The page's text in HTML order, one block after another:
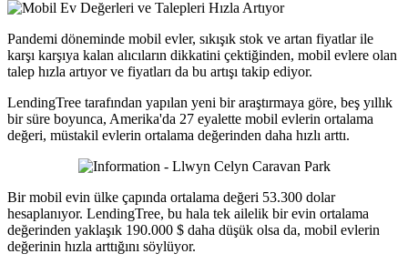
Pandemi döneminde mobil evler, sıkışık stok ve artan fiyatlar ile
karşı karşıya kalan alıcıların dikkatini çektiğinden, mobil evlere olan
talep hızla artıyor ve fiyatları da bu artışı takip ediyor.
LendingTree tarafından yapılan yeni bir araştırmaya göre, beş yıllık
bir süre boyunca, Amerika'da 27 eyalette mobil evlerin ortalama
değeri, müstakil evlerin ortalama değerinden daha hızlı arttı.
Bir mobil evin ülke çapında ortalama değeri 53.300 dolar
hesaplanıyor. LendingTree, bu hala tek ailelik bir evin ortalama
değerinden yaklaşık 190.000 $ daha düşük olsa da, mobil evlerin
değerinin hızla arttığını söylüyor.